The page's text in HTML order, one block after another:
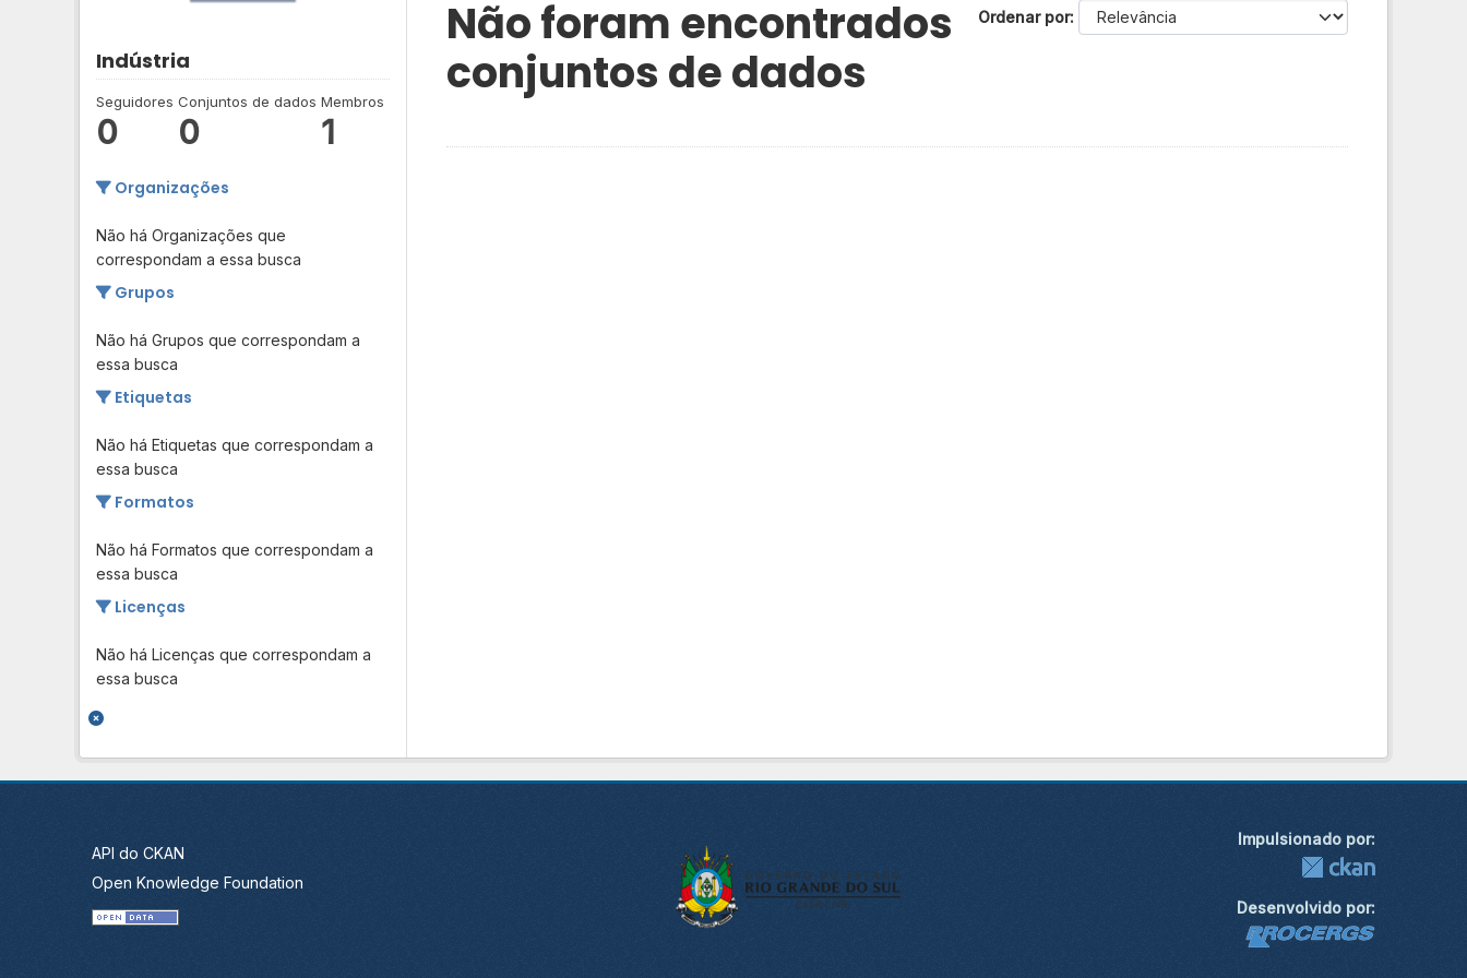
Indústria
Seguidores
0
Conjuntos de dados
0
Membros
1
Organizações
Não há Organizações que
correspondam a essa busca
Grupos
Não há Grupos que correspondam a
essa busca
Etiquetas
Não há Etiquetas que correspondam a
essa busca
Formatos
Não há Formatos que correspondam a
essa busca
Licenças
Não há Licenças que correspondam a
essa busca
Ordenar por
Não foram encontrados
conjuntos de dados
API do CKAN
Open Knowledge Foundation
Impulsionado por:
Desenvolvido por: